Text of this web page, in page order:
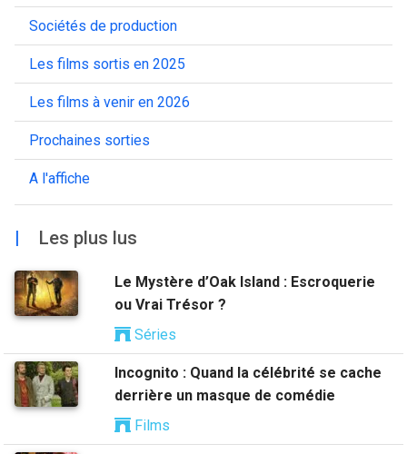
Sociétés de production
Les films sortis en 2025
Les films à venir en 2026
Prochaines sorties
A l'affiche
| Les plus lus
Le Mystère d’Oak Island : Escroquerie
ou Vrai Trésor ?
Séries
Incognito : Quand la célébrité se cache
derrière un masque de comédie
Films